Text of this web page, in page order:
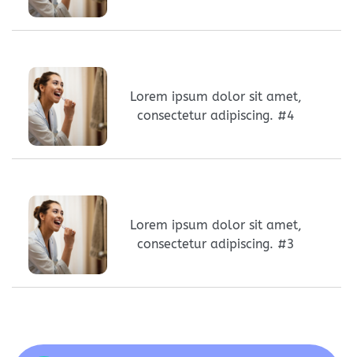
Lorem ipsum dolor sit amet,
consectetur adipiscing. #4
Lorem ipsum dolor sit amet,
consectetur adipiscing. #3